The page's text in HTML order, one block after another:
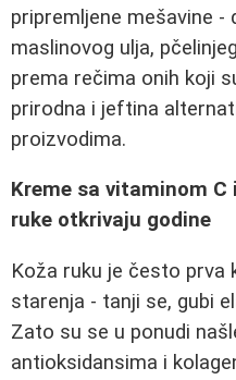
pripremljene mešavine -
maslinovog ulja,
prema rečima onih koji
prirodna i jeftina
proizvodima.
Kreme sa vitaminom
ruke otkrivaju godine
Koža ruku je često prva
starenja - tanji se, gubi
Zato su se u ponudi
antioksidansima i